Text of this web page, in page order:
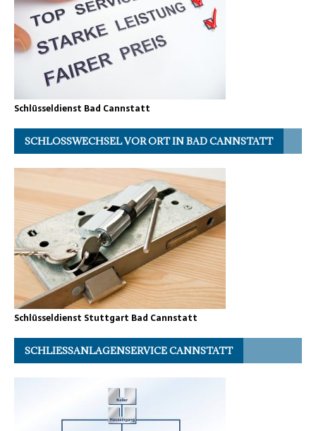
Schlüsseldienst Bad Cannstatt
SCHLOSSWECHSEL VOR ORT IN BAD CANNSTATT
Schlüsseldienst Stuttgart Bad Cannstatt
SCHLIESSANLAGENSERVICE CANNSTATT